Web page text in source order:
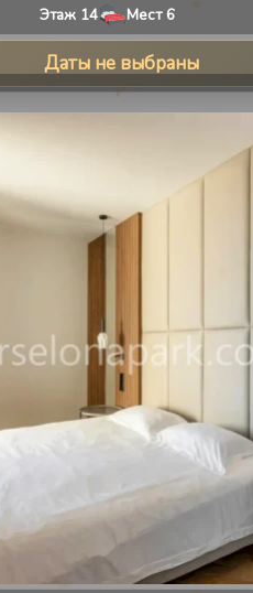
Этаж 14 Мест 6
Даты не выбраны